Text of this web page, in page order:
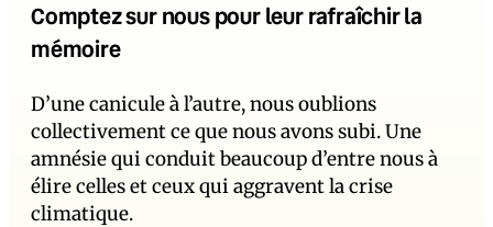
Comptez sur nous pour leur rafraîchir la
mémoire
D’une canicule à l’autre, nous oublions
collectivement ce que nous avons subi. Une
amnésie qui conduit beaucoup d’entre nous à
élire celles et ceux qui aggravent la crise
climatique.